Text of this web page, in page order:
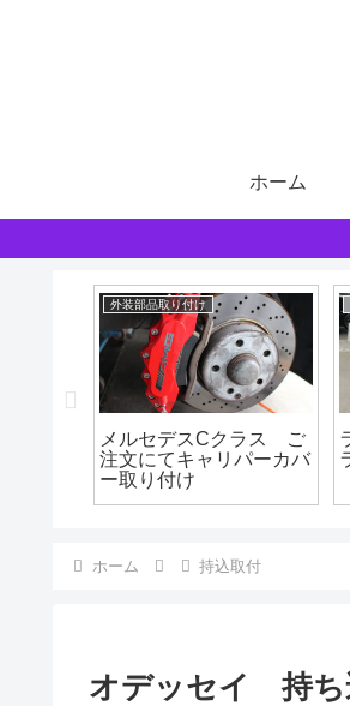
ホーム
外装部品取り付け
メルセデスCクラス ご
注文にてキャリパーカバ
ー取り付け
ホーム 持込取付
オデッセイ 持ち